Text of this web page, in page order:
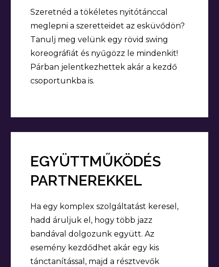
Szeretnéd a tökéletes nyitótánccal
meglepni a szeretteidet az esküvődön?
Tanulj meg velünk egy rövid swing
koreográfiát és nyűgözz le mindenkit!
Párban jelentkezhettek akár a kezdő
csoportunkba is.
EGYÜTTMŰKÖDÉS
PARTNEREKKEL
Ha egy komplex szolgáltatást keresel,
hadd áruljuk el, hogy több jazz
bandával dolgozunk együtt. Az
esemény kezdődhet akár egy kis
tánctanítással, majd a résztvevők